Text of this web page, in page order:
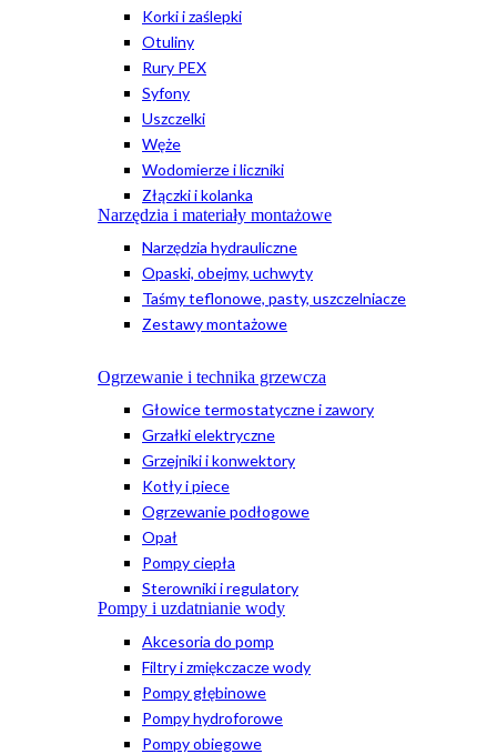
Korki i zaślepki
Otuliny
Rury PEX
Syfony
Uszczelki
Węże
Wodomierze i liczniki
Złączki i kolanka
Narzędzia i materiały montażowe
Narzędzia hydrauliczne
Opaski, obejmy, uchwyty
Taśmy teflonowe, pasty, uszczelniacze
Zestawy montażowe
Ogrzewanie i technika grzewcza
Głowice termostatyczne i zawory
Grzałki elektryczne
Grzejniki i konwektory
Kotły i piece
Ogrzewanie podłogowe
Opał
Pompy ciepła
Sterowniki i regulatory
Pompy i uzdatnianie wody
Akcesoria do pomp
Filtry i zmiękczacze wody
Pompy głębinowe
Pompy hydroforowe
Pompy obiegowe